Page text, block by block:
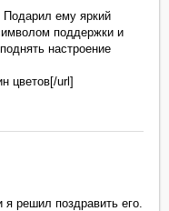
Подарил ему яркий
поддержки и
настроение
цветов[/url]
решил поздравить его.